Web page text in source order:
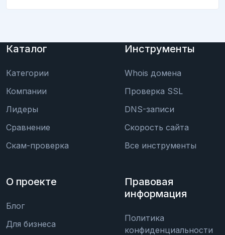
Каталог
Категории
Компании
Лидеры
Сравнение
Скам-проверка
Инструменты
Whois домена
Проверка SSL
DNS-записи
Скорость сайта
Все инструменты
О проекте
Блог
Для бизнеса
Правовая
информация
Политика
конфиденциальности